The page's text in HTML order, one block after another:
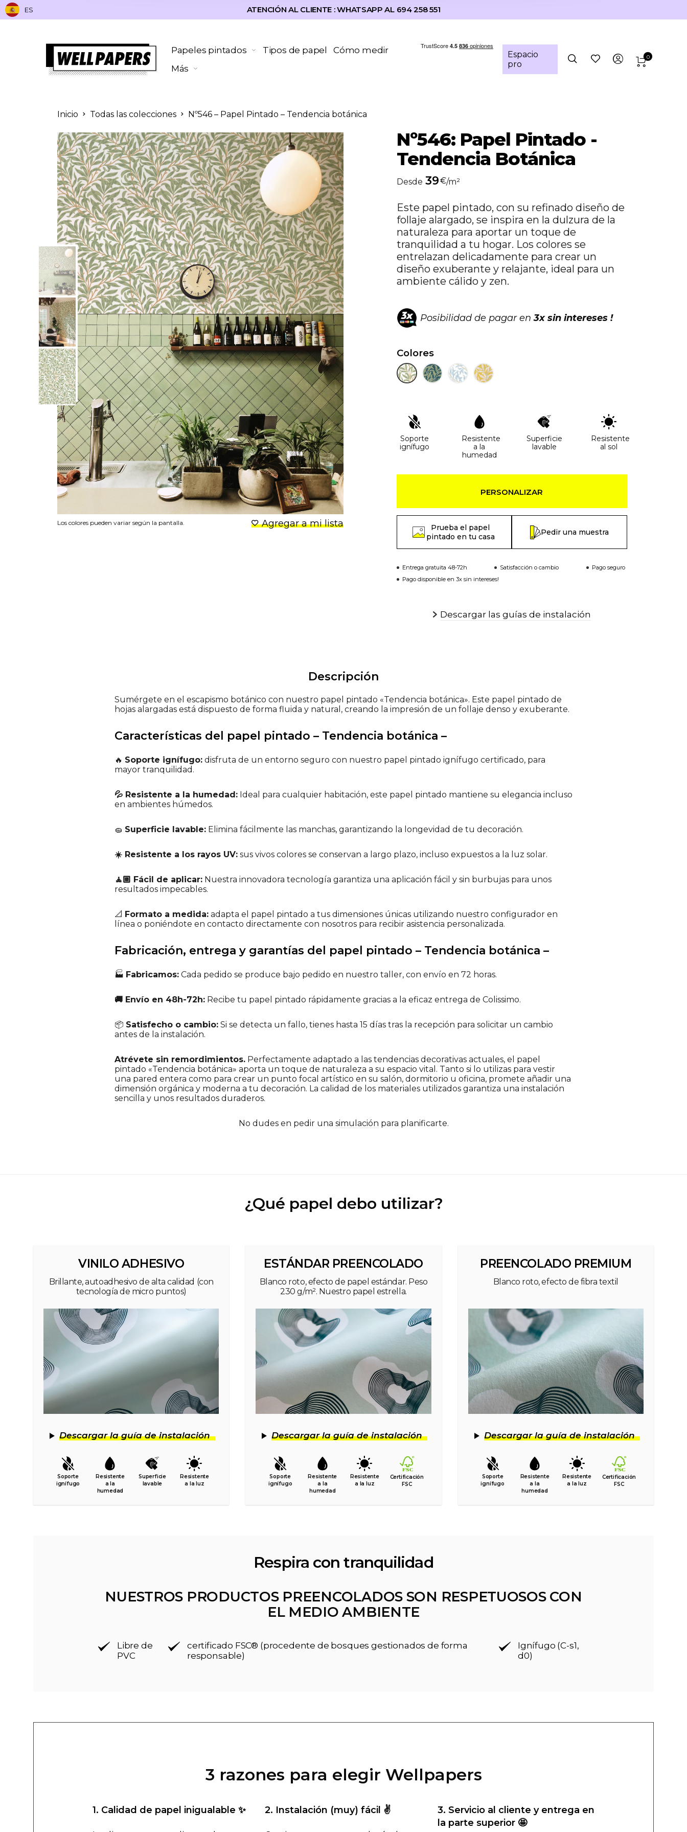
ES ATENCIÓN AL CLIENTE : WHATSAPP AL 694 258 551
Papeles pintados Tipos de papel
Cómo medir
Más
Espacio
pro
0
Inicio Todas las colecciones Nº546 – Papel Pintado – Tendencia botánica
Los colores pueden variar según la pantalla. Agregar a mi lista
Nº546: Papel Pintado -
Tendencia Botánica
Desde 39€/m²
Este papel pintado, con su refinado diseño de
follaje alargado, se inspira en la dulzura de la
naturaleza para aportar un toque de
tranquilidad a tu hogar. Los colores se
entrelazan delicadamente para crear un
diseño exuberante y relajante, ideal para un
ambiente cálido y zen.
Posibilidad de pagar en3x sin intereses !
Colores
Soporte
ignífugo
Resistente
a la
humedad
Superficie
lavable
Resistente
al sol
PERSONALIZAR
Prueba el papel
pintado en tu casa
Pedir una muestra
Entrega gratuita 48-72h Satisfacción o cambio
Pago seguro
Pago disponible en 3x sin intereses!
Descargar las guías de instalación
Descripción
Sumérgete en el escapismo botánico con nuestro papel pintado «Tendencia botánica». Este papel pintado de
hojas alargadas está dispuesto de forma fluida y natural, creando la impresión de un follaje denso y exuberante.
Características del papel pintado – Tendencia botánica –
🔥 Soporte ignífugo: disfruta de un entorno seguro con nuestro papel pintado ignífugo certificado, para
mayor tranquilidad.
💦 Resistente a la humedad: Ideal para cualquier habitación, este papel pintado mantiene su elegancia incluso
en ambientes húmedos.
🧽 Superficie lavable: Elimina fácilmente las manchas, garantizando la longevidad de tu decoración.
☀️ Resistente a los rayos UV: sus vivos colores se conservan a largo plazo, incluso expuestos a la luz solar.
🧘🏼 Fácil de aplicar: Nuestra innovadora tecnología garantiza una aplicación fácil y sin burbujas para unos
resultados impecables.
📐 Formato a medida: adapta el papel pintado a tus dimensiones únicas utilizando nuestro configurador en
línea o poniéndote en contacto directamente con nosotros para recibir asistencia personalizada.
Fabricación, entrega y garantías del papel pintado – Tendencia botánica –
🏭 Fabricamos: Cada pedido se produce bajo pedido en nuestro taller, con envío en 72 horas.
🚚 Envío en 48h-72h: Recibe tu papel pintado rápidamente gracias a la eficaz entrega de Colissimo.
📦 Satisfecho o cambio: Si se detecta un fallo, tienes hasta 15 días tras la recepción para solicitar un cambio
antes de la instalación.
Atrévete sin remordimientos. Perfectamente adaptado a las tendencias decorativas actuales, el papel
pintado «Tendencia botánica» aporta un toque de naturaleza a su espacio vital. Tanto si lo utilizas para vestir
una pared entera como para crear un punto focal artístico en su salón, dormitorio u oficina, promete añadir una
dimensión orgánica y moderna a tu decoración. La calidad de los materiales utilizados garantiza una instalación
sencilla y unos resultados duraderos.
No dudes en pedir una simulación para planificarte.
¿Qué papel debo utilizar?
VINILO ADHESIVO
Brillante, autoadhesivo de alta calidad (con
tecnología de micro puntos)
Descargar la guía de instalación
Soporte
ignífugo
Resistente
a la
humedad
Superficie
lavable
Resistente
a la luz
ESTÁNDAR PREENCOLADO
Blanco roto, efecto de papel estándar. Peso
230 g/m². Nuestro papel estrella.
Descargar la guía de instalación
Soporte
ignífugo
Resistente
a la
humedad
Resistente
a la luz
Certificación
FSC
PREENCOLADO PREMIUM
Blanco roto, efecto de fibra textil
Descargar la guía de instalación
Soporte
ignífugo
Resistente
a la
humedad
Resistente
a la luz
Certificación
FSC
Respira con tranquilidad
NUESTROS PRODUCTOS PREENCOLADOS SON RESPETUOSOS CON
EL MEDIO AMBIENTE
Libre de
PVC
certificado FSC® (procedente de bosques gestionados de forma
responsable)
Ignífugo (C-s1,
d0)
3 razones para elegir Wellpapers
1. Calidad de papel inigualable ✨ 2. Instalación (muy) fácil ✌️
3. Servicio al cliente y entrega en
la parte superior 🤩